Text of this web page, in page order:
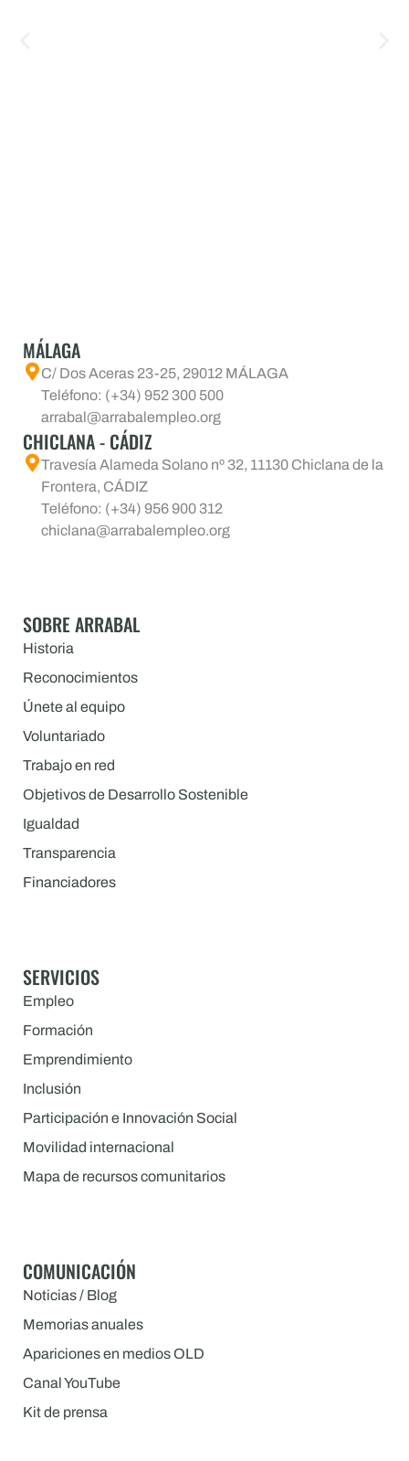
MÁLAGA
C/ Dos Aceras 23-25, 29012 MÁLAGA
Teléfono: (+34) 952 300 500
arrabal@arrabalempleo.org
CHICLANA - CÁDIZ
Travesía Alameda Solano nº 32, 11130 Chiclana de la
Frontera, CÁDIZ
Teléfono: (+34) 956 900 312
chiclana@arrabalempleo.org
SOBRE ARRABAL
Historia
Reconocimientos
Únete al equipo
Voluntariado
Trabajo en red
Objetivos de Desarrollo Sostenible
Igualdad
Transparencia
Financiadores
SERVICIOS
Empleo
Formación
Emprendimiento
Inclusión
Participación e Innovación Social
Movilidad internacional
Mapa de recursos comunitarios
COMUNICACIÓN
Noticias / Blog
Memorias anuales
Apariciones en medios OLD
Canal YouTube
Kit de prensa